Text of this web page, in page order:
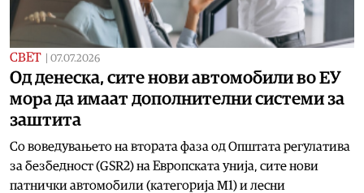
СВЕТ 07.07.2026
Од денеска, сите нови автомобили во ЕУ
мора да имаат дополнителни системи за
заштита
Со воведувањето на втората фаза од Општата регулатива
за безбедност (GSR2) на Европската унија, сите нови
патнички автомобили (категорија M1) и лесни